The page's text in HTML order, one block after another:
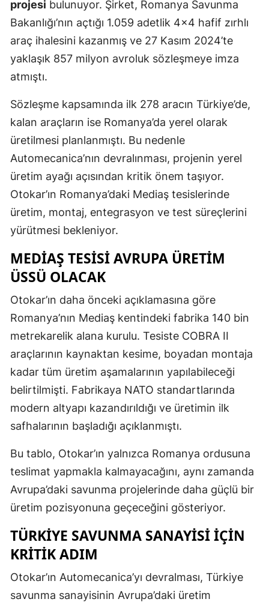
projesi bulunuyor. Şirket, Romanya Savunma
Bakanlığı’nın açtığı 1.059 adetlik 4x4 hafif zırhlı
araç ihalesini kazanmış ve 27 Kasım 2024’te
yaklaşık 857 milyon avroluk sözleşmeye imza
atmıştı.
Sözleşme kapsamında ilk 278 aracın Türkiye’de,
kalan araçların ise Romanya’da yerel olarak
üretilmesi planlanmıştı. Bu nedenle
Automecanica’nın devralınması, projenin yerel
üretim ayağı açısından kritik önem taşıyor.
Otokar’ın Romanya’daki Mediaş tesislerinde
üretim, montaj, entegrasyon ve test süreçlerini
yürütmesi bekleniyor.
MEDIAŞ TESISI AVRUPA ÜRETIM
ÜSSÜ OLACAK
Otokar’ın daha önceki açıklamasına göre
Romanya’nın Mediaş kentindeki fabrika 140 bin
metrekarelik alana kurulu. Tesiste COBRA II
araçlarının kaynaktan kesime, boyadan montaja
kadar tüm üretim aşamalarının yapılabileceği
belirtilmişti. Fabrikaya NATO standartlarında
modern altyapı kazandırıldığı ve üretimin ilk
safhalarının başladığı açıklanmıştı.
Bu tablo, Otokar’ın yalnızca Romanya ordusuna
teslimat yapmakla kalmayacağını, aynı zamanda
Avrupa’daki savunma projelerinde daha güçlü bir
üretim pozisyonuna geçeceğini gösteriyor.
TÜRKIYE SAVUNMA SANAYISI IÇIN
KRITIK ADIM
Otokar’ın Automecanica’yı devralması, Türkiye
savunma sanayisinin Avrupa’daki üretim